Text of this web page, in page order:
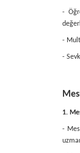
-
-
-
1.
-